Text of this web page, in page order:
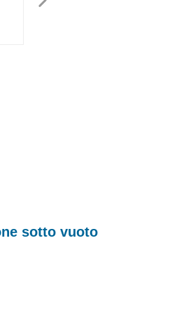
sotto vuoto